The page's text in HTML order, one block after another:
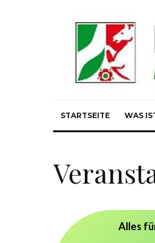
STARTSEITE WAS
Alles